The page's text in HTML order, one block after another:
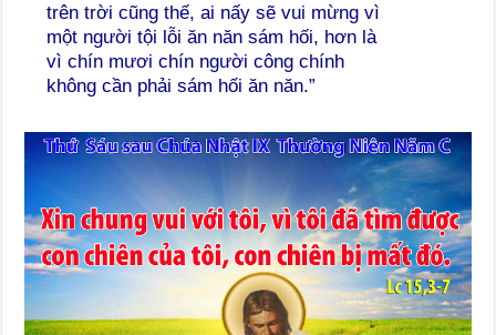
trên trời cũng thế, ai nấy sẽ vui mừng vì
một người tội lỗi ăn năn sám hối, hơn là
vì chín mươi chín người công chính
không cần phải sám hối ăn năn.”